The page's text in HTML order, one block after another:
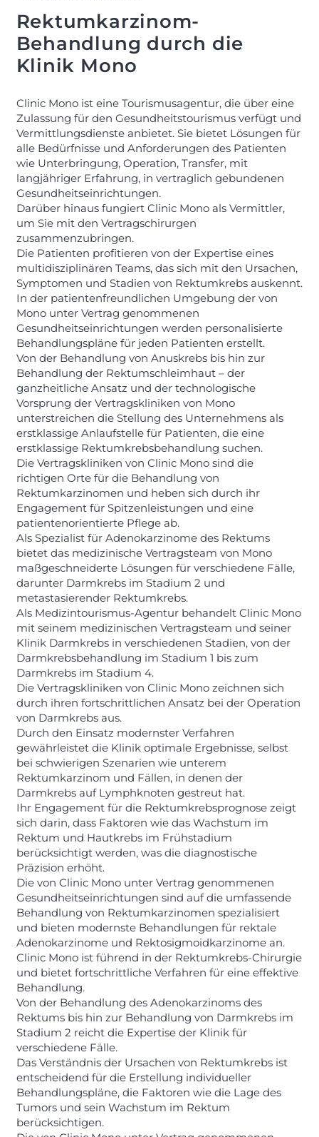
Rektumkarzinom-
Behandlung durch die
Klinik Mono
Clinic Mono ist eine Tourismusagentur, die über eine
Zulassung für den Gesundheitstourismus verfügt und
Vermittlungsdienste anbietet. Sie bietet Lösungen für
alle Bedürfnisse und Anforderungen des Patienten
wie Unterbringung, Operation, Transfer, mit
langjähriger Erfahrung, in vertraglich gebundenen
Gesundheitseinrichtungen.
Darüber hinaus fungiert Clinic Mono als Vermittler,
um Sie mit den Vertragschirurgen
zusammenzubringen.
Die Patienten profitieren von der Expertise eines
multidisziplinären Teams, das sich mit den Ursachen,
Symptomen und Stadien von Rektumkrebs auskennt.
In der patientenfreundlichen Umgebung der von
Mono unter Vertrag genommenen
Gesundheitseinrichtungen werden personalisierte
Behandlungspläne für jeden Patienten erstellt.
Von der Behandlung von Anuskrebs bis hin zur
Behandlung der Rektumschleimhaut – der
ganzheitliche Ansatz und der technologische
Vorsprung der Vertragskliniken von Mono
unterstreichen die Stellung des Unternehmens als
erstklassige Anlaufstelle für Patienten, die eine
erstklassige Rektumkrebsbehandlung suchen.
Die Vertragskliniken von Clinic Mono sind die
richtigen Orte für die Behandlung von
Rektumkarzinomen und heben sich durch ihr
Engagement für Spitzenleistungen und eine
patientenorientierte Pflege ab.
Als Spezialist für Adenokarzinome des Rektums
bietet das medizinische Vertragsteam von Mono
maßgeschneiderte Lösungen für verschiedene Fälle,
darunter Darmkrebs im Stadium 2 und
metastasierender Rektumkrebs.
Als Medizintourismus-Agentur behandelt Clinic Mono
mit seinem medizinischen Vertragsteam und seiner
Klinik Darmkrebs in verschiedenen Stadien, von der
Darmkrebsbehandlung im Stadium 1 bis zum
Darmkrebs im Stadium 4.
Die Vertragskliniken von Clinic Mono zeichnen sich
durch ihren fortschrittlichen Ansatz bei der Operation
von Darmkrebs aus.
Durch den Einsatz modernster Verfahren
gewährleistet die Klinik optimale Ergebnisse, selbst
bei schwierigen Szenarien wie unterem
Rektumkarzinom und Fällen, in denen der
Darmkrebs auf Lymphknoten gestreut hat.
Ihr Engagement für die Rektumkrebsprognose zeigt
sich darin, dass Faktoren wie das Wachstum im
Rektum und Hautkrebs im Frühstadium
berücksichtigt werden, was die diagnostische
Präzision erhöht.
Die von Clinic Mono unter Vertrag genommenen
Gesundheitseinrichtungen sind auf die umfassende
Behandlung von Rektumkarzinomen spezialisiert
und bieten modernste Behandlungen für rektale
Adenokarzinome und Rektosigmoidkarzinome an.
Clinic Mono ist führend in der Rektumkrebs-Chirurgie
und bietet fortschrittliche Verfahren für eine effektive
Behandlung.
Von der Behandlung des Adenokarzinoms des
Rektums bis hin zur Behandlung von Darmkrebs im
Stadium 2 reicht die Expertise der Klinik für
verschiedene Fälle.
Das Verständnis der Ursachen von Rektumkrebs ist
entscheidend für die Erstellung individueller
Behandlungspläne, die Faktoren wie die Lage des
Tumors und sein Wachstum im Rektum
berücksichtigen.